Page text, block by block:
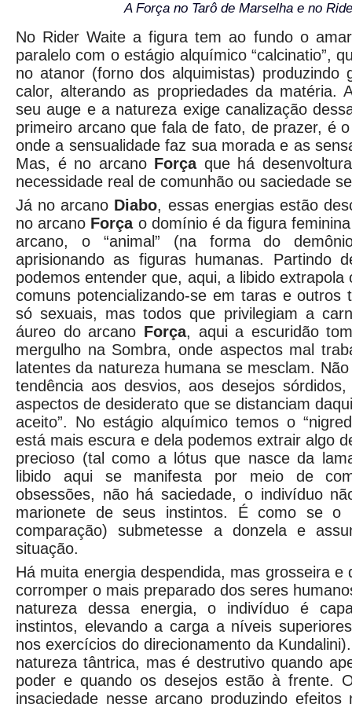
A Força no Tarô de Marselha e no
No Rider Waite a figura tem ao fundo o
paralelo com o estágio alquímico “calcinatio”,
no atanor (forno dos alquimistas) produzindo
calor, alterando as propriedades da matéria.
seu auge e a natureza exige canalização
primeiro arcano que fala de fato, de prazer, é
onde a sensualidade faz sua morada e as
Mas, é no arcano Forçaque há
necessidade real de comunhão ou saciedade
Já no arcano Diabo, essas energias estão
no arcano Forçao domínio é da figura
arcano, o “animal” (na forma do
aprisionando as figuras humanas. Partindo
podemos entender que, aqui, a libido extrapola
comuns potencializando-se em taras e outros
só sexuais, mas todos que privilegiam a
áureo do arcano Força, aqui a escuridão
mergulho na Sombra, onde aspectos mal
latentes da natureza humana se mesclam.
tendência aos desvios, aos desejos
aspectos de desiderato que se distanciam
aceito”. No estágio alquímico temos o
está mais escura e dela podemos extrair algo
precioso (tal como a lótus que nasce da
libido aqui se manifesta por meio de
obsessões, não há saciedade, o indivíduo
marionete de seus instintos. É como se o
comparação) submetesse a donzela e
situação.
Há muita energia despendida, mas grosseira e
corromper o mais preparado dos seres
natureza dessa energia, o indivíduo é
instintos, elevando a carga a níveis
nos exercícios do direcionamento da
natureza tântrica, mas é destrutivo quando
poder e quando os desejos estão à frente.
insaciedade nesse arcano produzindo